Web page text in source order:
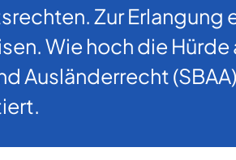
Zur
Wie hoch die
Ausländerrecht